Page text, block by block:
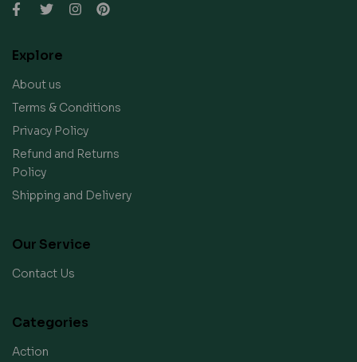
Explore
About us
Terms & Conditions
Privacy Policy
Refund and Returns
Policy
Shipping and Delivery
Our Service
Contact Us
Categories
Action